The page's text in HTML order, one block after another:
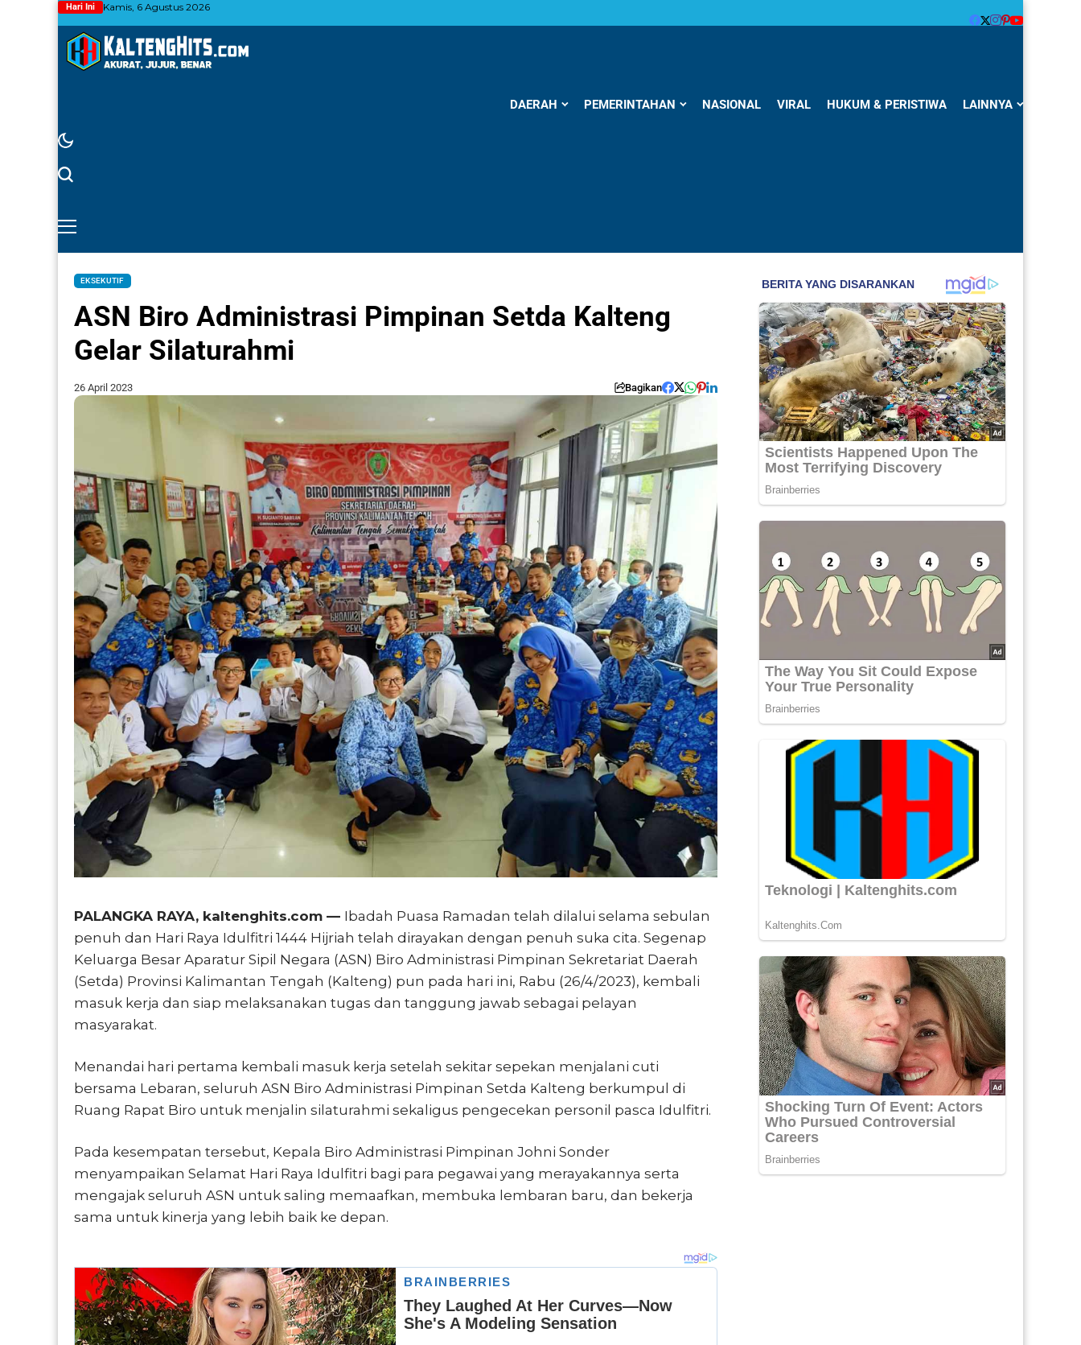
Hari Ini Kamis, 6 Agustus 2026
DAERAH PEMERINTAHAN NASIONAL VIRAL HUKUM & PERISTIWA LAINNYA
EKSEKUTIF
ASN Biro Administrasi Pimpinan Setda Kalteng
Gelar Silaturahmi
26 April 2023 Bagikan
PALANGKA RAYA, kaltenghits.com — Ibadah Puasa Ramadan telah dilalui selama sebulan
penuh dan Hari Raya Idulfitri 1444 Hijriah telah dirayakan dengan penuh suka cita. Segenap
Keluarga Besar Aparatur Sipil Negara (ASN) Biro Administrasi Pimpinan Sekretariat Daerah
(Setda) Provinsi Kalimantan Tengah (Kalteng) pun pada hari ini, Rabu (26/4/2023), kembali
masuk kerja dan siap melaksanakan tugas dan tanggung jawab sebagai pelayan
masyarakat.
Menandai hari pertama kembali masuk kerja setelah sekitar sepekan menjalani cuti
bersama Lebaran, seluruh ASN Biro Administrasi Pimpinan Setda Kalteng berkumpul di
Ruang Rapat Biro untuk menjalin silaturahmi sekaligus pengecekan personil pasca Idulfitri.
Pada kesempatan tersebut, Kepala Biro Administrasi Pimpinan Johni Sonder
menyampaikan Selamat Hari Raya Idulfitri bagi para pegawai yang merayakannya serta
mengajak seluruh ASN untuk saling memaafkan, membuka lembaran baru, dan bekerja
sama untuk kinerja yang lebih baik ke depan.